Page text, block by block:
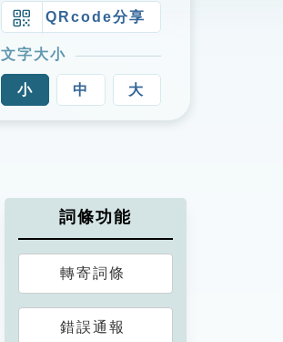
QRcode分享
文字大小
小 中 大
詞條功能
轉寄詞條
錯誤通報